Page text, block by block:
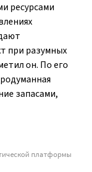
ресурсами
при разумных
он. По его
запасами,
платформы